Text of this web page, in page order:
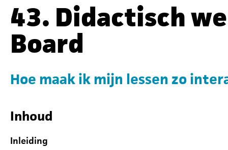
43. Didactisch
Board
Hoe maak ik mijn lessen zo
Inhoud
Inleiding